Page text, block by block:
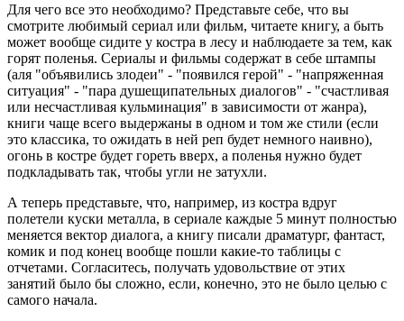
Для чего все это необходимо? Представьте себе, что вы
смотрите любимый сериал или фильм, читаете книгу, а быть
может вообще сидите у костра в лесу и наблюдаете за тем, как
горят поленья. Сериалы и фильмы содержат в себе штампы
(аля "объявились злодеи" - "появился герой" - "напряженная
ситуация" - "пара душещипательных диалогов" - "счастливая
или несчастливая кульминация" в зависимости от жанра),
книги чаще всего выдержаны в одном и том же стили (если
это классика, то ожидать в ней реп будет немного наивно),
огонь в костре будет гореть вверх, а поленья нужно будет
подкладывать так, чтобы угли не затухли.
А теперь представьте, что, например, из костра вдруг
полетели куски металла, в сериале каждые 5 минут полностью
меняется вектор диалога, а книгу писали драматург, фантаст,
комик и под конец вообще пошли какие-то таблицы с
отчетами. Согласитесь, получать удовольствие от этих
занятий было бы сложно, если, конечно, это не было целью с
самого начала.